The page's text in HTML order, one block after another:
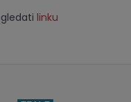
linku